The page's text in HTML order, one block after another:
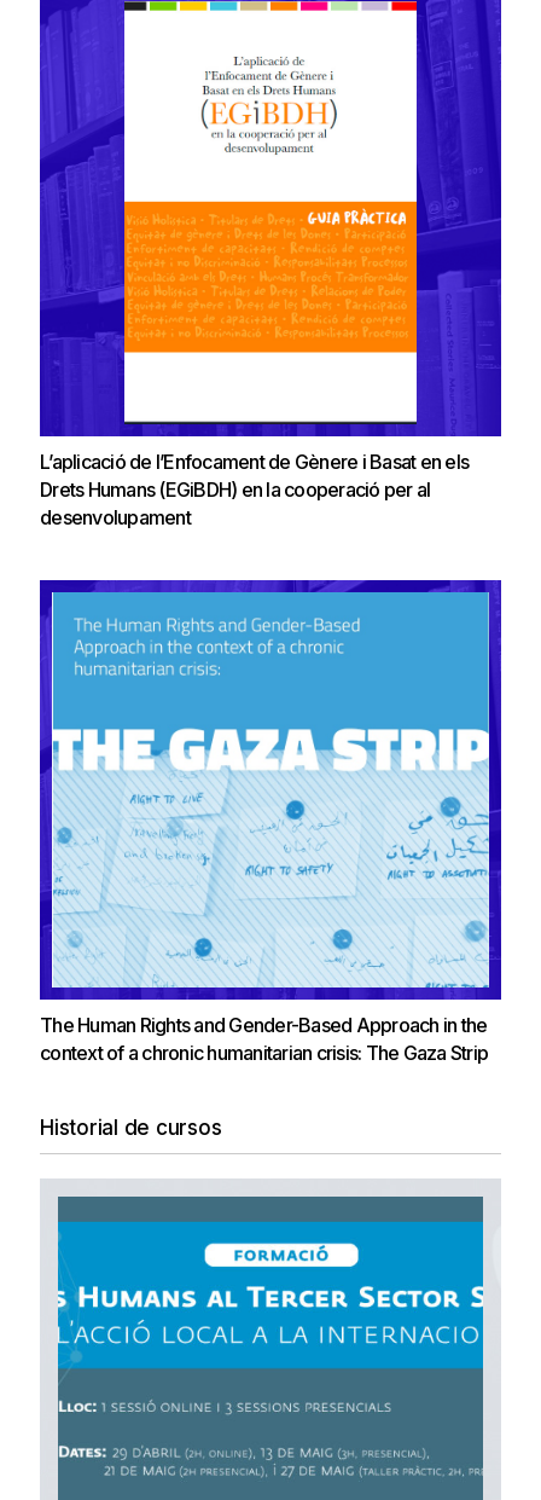
L’aplicació de l’Enfocament de Gènere i Basat en els
Drets Humans (EGiBDH) en la cooperació per al
desenvolupament
The Human Rights and Gender-Based Approach in the
context of a chronic humanitarian crisis: The Gaza Strip
Historial de cursos